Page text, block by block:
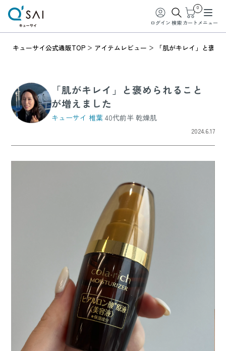
ログイン 検索
0
カート メニュー
キューサイ公式通販TOP アイテムレビュー 「肌がキレイ」と褒
「肌がキレイ」と褒められること
が増えました
キューサイ 椎葉40代前半 乾燥肌
2024.6.17